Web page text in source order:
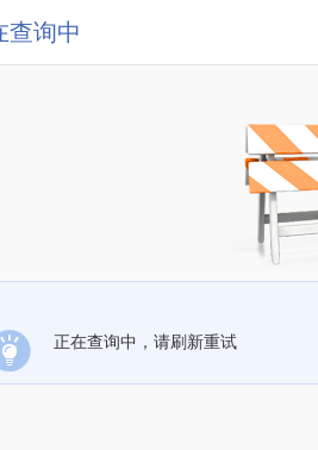
查询中
正在查询中，请刷新重试